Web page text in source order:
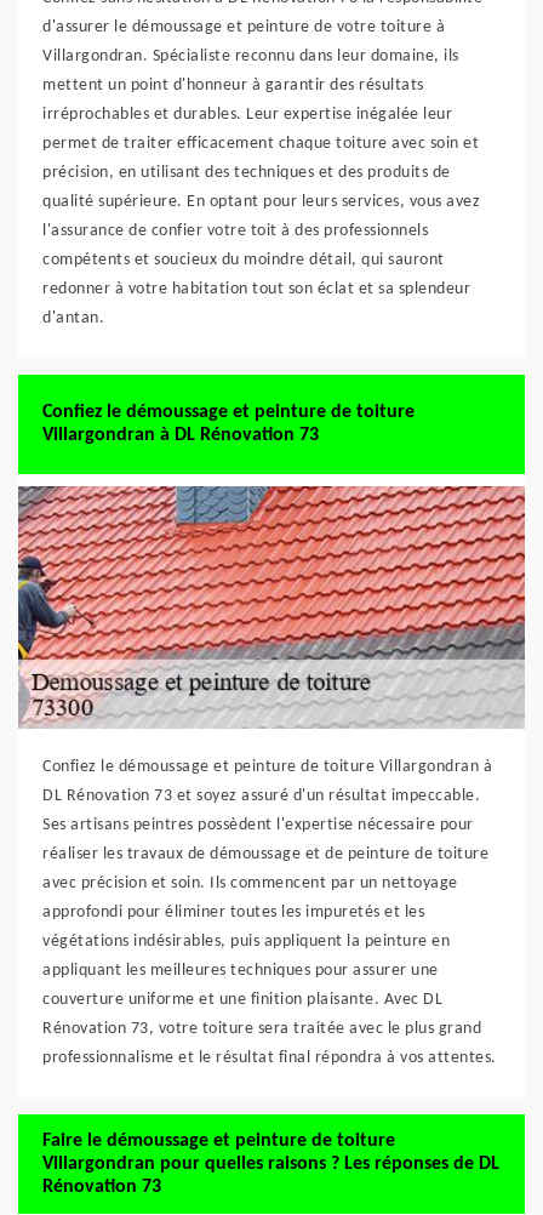
d'assurer le démoussage et peinture de votre toiture à
Villargondran. Spécialiste reconnu dans leur domaine, ils
mettent un point d'honneur à garantir des résultats
irréprochables et durables. Leur expertise inégalée leur
permet de traiter efficacement chaque toiture avec soin et
précision, en utilisant des techniques et des produits de
qualité supérieure. En optant pour leurs services, vous avez
l'assurance de confier votre toit à des professionnels
compétents et soucieux du moindre détail, qui sauront
redonner à votre habitation tout son éclat et sa splendeur
d'antan.
Confiez le démoussage et peinture de toiture
Villargondran à DL Rénovation 73
Confiez le démoussage et peinture de toiture Villargondran à
DL Rénovation 73 et soyez assuré d'un résultat impeccable.
Ses artisans peintres possèdent l'expertise nécessaire pour
réaliser les travaux de démoussage et de peinture de toiture
avec précision et soin. Ils commencent par un nettoyage
approfondi pour éliminer toutes les impuretés et les
végétations indésirables, puis appliquent la peinture en
appliquant les meilleures techniques pour assurer une
couverture uniforme et une finition plaisante. Avec DL
Rénovation 73, votre toiture sera traitée avec le plus grand
professionnalisme et le résultat final répondra à vos attentes.
Faire le démoussage et peinture de toiture
Villargondran pour quelles raisons ? Les réponses de DL
Rénovation 73